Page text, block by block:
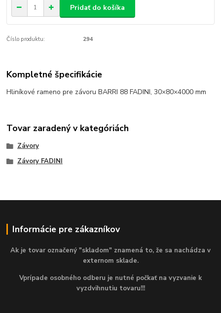
Pridať do košíka
Číslo produktu: 294
Kompletné špecifikácie
Hliníkové rameno pre závoru BARRI 88 FADINI, 30×80×4000 mm
Tovar zaradený v kategóriách
Závory
Závory FADINI
Informácie pre zákazníkov
Ak je tovar označený "skladom" znamená to, že sa nachádza v
externom sklade.
Vprípade osobného odberu je nutné počkať na vyzvanie k
vyzdvihnutiu tovaru!!!